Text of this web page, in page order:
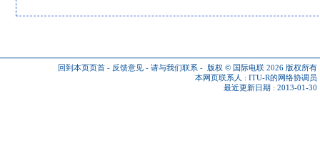
回到本页页首 - 反馈意见 - 请与我们联系 - 版权 © 国际电联 2026 版权所有
本网页联系人 : ITU-R的网络协调员
最近更新日期 : 2013-01-30